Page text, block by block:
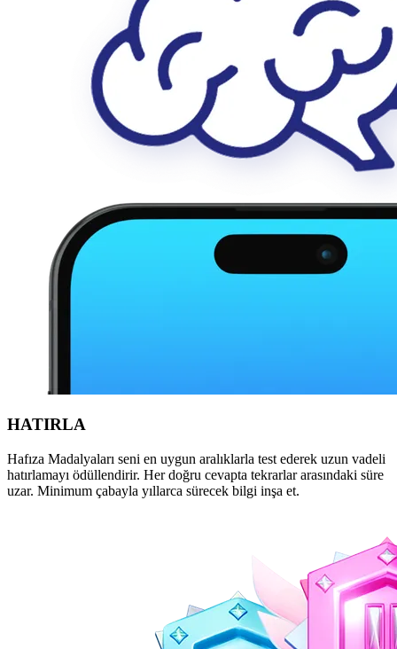
HATIRLA
Hafıza Madalyaları seni en uygun aralıklarla test ederek uzun vadeli
hatırlamayı ödüllendirir. Her doğru cevapta tekrarlar arasındaki süre
uzar. Minimum çabayla yıllarca sürecek bilgi inşa et.